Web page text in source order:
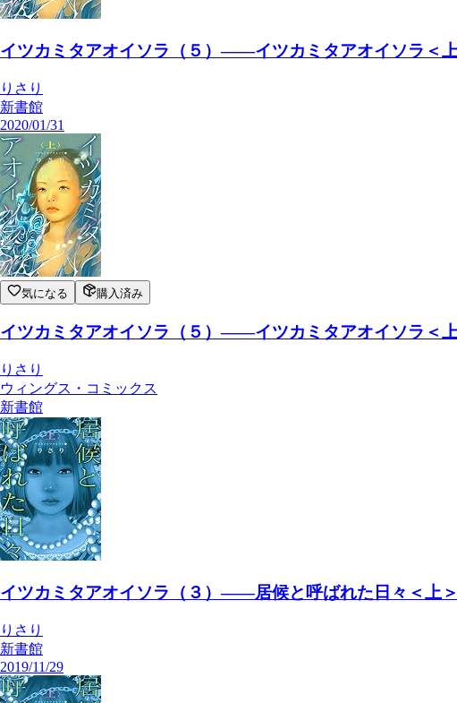
イツカミタアオイソラ（５）――イツカミタアオイソラ＜
りさり
新書館
2020/01/31
気になる 購入済み
イツカミタアオイソラ（５）――イツカミタアオイソラ＜
りさり
ウィングス・コミックス
新書館
イツカミタアオイソラ（３）――居候と呼ばれた日々＜上
りさり
新書館
2019/11/29